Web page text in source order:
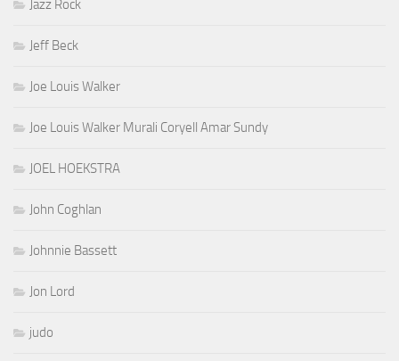
Jazz Rock
Jeff Beck
Joe Louis Walker
Joe Louis Walker Murali Coryell Amar Sundy
JOEL HOEKSTRA
John Coghlan
Johnnie Bassett
Jon Lord
judo